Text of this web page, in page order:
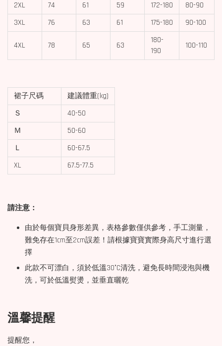
2XL
74 61 59 172-180
80-90
3XL
76 63 61 175-180 90-100
4XL 78 65 63
180-
190
100-110
裙子尺碼
建議體重(kg)
Ｓ
40-50
Ｍ
50-60
Ｌ
60-67.5
XL
67.5-77.5
請注意：
由於每個寶貝身形差異，表格參數僅供參考，手工測量，
難免存在1cm至2cm誤差！請根據寶寶實際身高尺寸進行選
擇
此款不可漂白，須於低溫30°C清洗，避免長時間浸泡與機
洗，可於低溫熨燙，並垂直曬乾
溫馨提醒
提醒您，